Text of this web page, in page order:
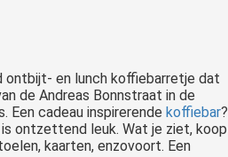
ontbijt- en lunch koffiebarretje dat
de Andreas Bonnstraat in de
Een cadeau inspirerende koffiebar?
ontzettend leuk. Wat je ziet, koop
kaarten, enzovoort. Een